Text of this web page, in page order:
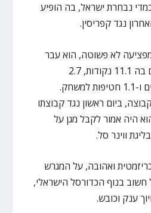
נבחרת ישראל, בה הופיע
נגד קפריסין.
לא פשוטה, הוא עבר
להפועל גליל עליון ורשם בה 11.1 נקודות, 2.7
ריבאונדים, 3.5 אסיסטים ו-1.1 חטיפות למשחק.
ביום ראשון נגד קבוצתו
היה אמור לקבל מגן על
ואהובה, על המגרש
חשוב בנוף הכדורסל הישראלי,
ענק וכובש.